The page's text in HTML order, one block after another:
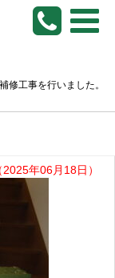
修工事を行いました。
2025年06月18日）